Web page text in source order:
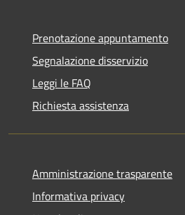
Prenotazione appuntamento
Segnalazione disservizio
Leggi le FAQ
Richiesta assistenza
Amministrazione trasparente
Informativa privacy